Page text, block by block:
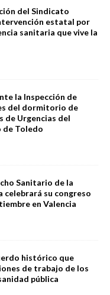
del Sindicato
estatal por
sanitaria que vive la
la Inspección de
del dormitorio de
de Urgencias del
Toledo
Sanitario de la
celebrará su congreso
en Valencia
histórico que
de trabajo de los
pública